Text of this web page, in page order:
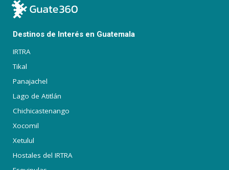
Destinos de Interés en Guatemala
IRTRA
Tikal
Panajachel
Lago de Atitlán
Chichicastenango
Xocomil
Xetulul
Hostales del IRTRA